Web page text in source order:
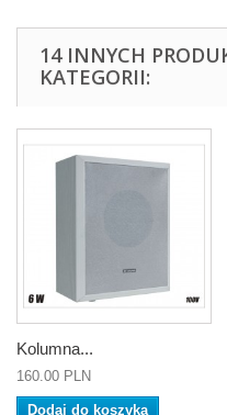
14 INNYCH
KATEGORII:
Kolumna...
160.00 PLN
Dodaj do koszyka